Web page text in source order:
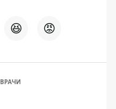
😆 😡
ВРАЧИ